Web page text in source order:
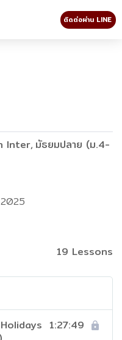
ติดต่อผ่าน LINE
Inter มัธยมปลาย (ม.4-
19 Lessons
1:27:49